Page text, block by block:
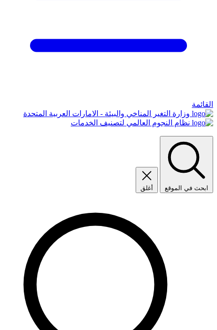
القائمة
وزارة التغير المناخي والبيئة - الامارات العربية المتحدة
نظام النجوم العالمي لتصنيف الخدمات
ابحث في الموقع أغلق